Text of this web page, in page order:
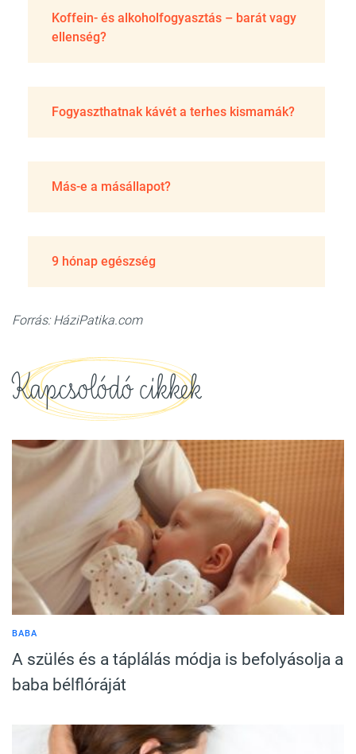
Koffein- és alkoholfogyasztás – barát vagy
ellenség?
Fogyaszthatnak kávét a terhes kismamák?
Más-e a másállapot?
9 hónap egészség
Forrás: HáziPatika.com
Kapcsolódó cikkek
BABA
A szülés és a táplálás módja is befolyásolja a
baba bélflóráját